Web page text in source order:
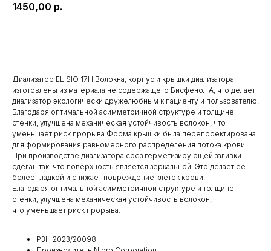
1450,00 р.
Диализатор ELISIO 17H.Волокна, корпус и крышки диализатора
изготовлены из материала не содержащего Бисфенол А, что делает
диализатор экологически дружелюбным к пациенту и пользователю.
Благодаря оптимальной асимметричной структуре и толщине
стенки, улучшена механическая устойчивость волокон, что
уменьшает риск прорыва.Форма крышки была перепроектирована
для формирования равномерного распределения потока крови.
При производстве диализатора срез герметизирующей заливки
сделан так, что поверхность является зеркальной. Это делает её
более гладкой и снижает повреждение клеток крови.
Благодаря оптимальной асимметричной структуре и толщине
стенки, улучшена механическая устойчивость волокон,
что уменьшает риск прорыва.
РЗН 2023/20098